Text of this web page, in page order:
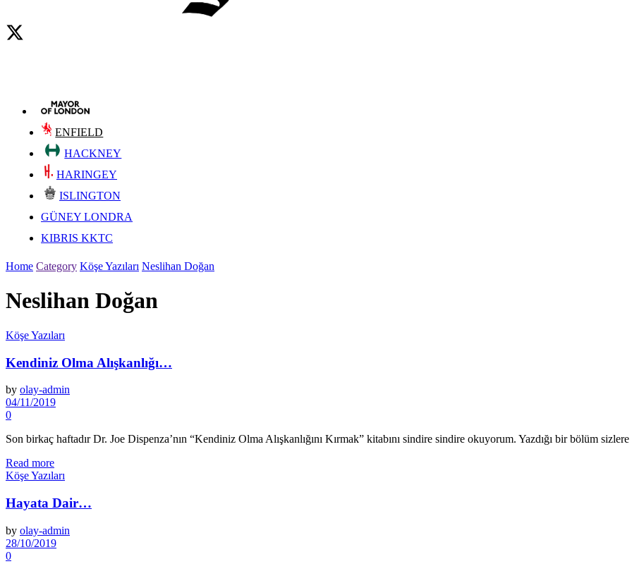
ENFIELD
HACKNEY
HARINGEY
ISLINGTON
GÜNEY LONDRA
KIBRIS KKTC
Home Category Köşe Yazıları Neslihan Doğan
Neslihan Doğan
Köşe Yazıları
Kendiniz Olma Alışkanlığı…
by olay-admin
04/11/2019
0
Son birkaç haftadır Dr. Joe Dispenza’nın “Kendiniz Olma Alışkanlığını Kırmak” kitabını sindire sindire okuyorum. Yaz­dığı bir bölüm
Read more
Köşe Yazıları
Hayata Dair…
by olay-admin
28/10/2019
0